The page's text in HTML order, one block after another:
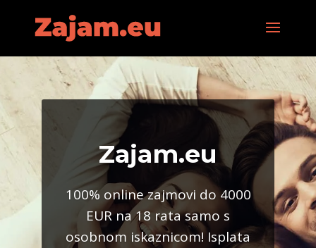
Zajam.eu
100% online zajmovi do 4000
EUR na 18 rata samo s
osobnom iskaznicom! Isplata